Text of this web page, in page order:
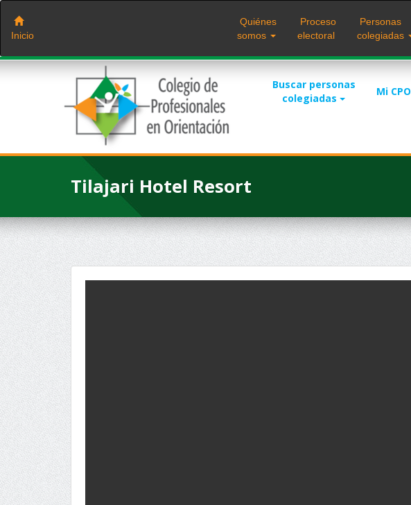
Saltar
contenido
Inicio
Quiénes
somos
Proceso
electoral
Personas
colegiadas
Buscar personas
colegiadas
Mi CPO
Tilajari Hotel Resort